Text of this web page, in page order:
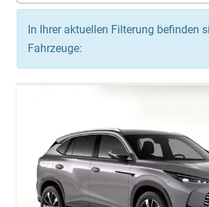
In Ihrer aktuellen Filterung befinden
Fahrzeuge: